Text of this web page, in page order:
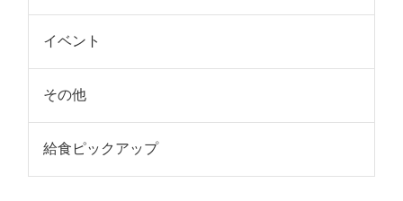
イベント
その他
給食ピックアップ